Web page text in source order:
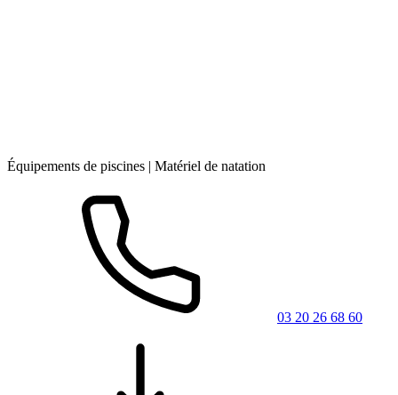
Équipements de piscines | Matériel de natation
03 20 26 68 60